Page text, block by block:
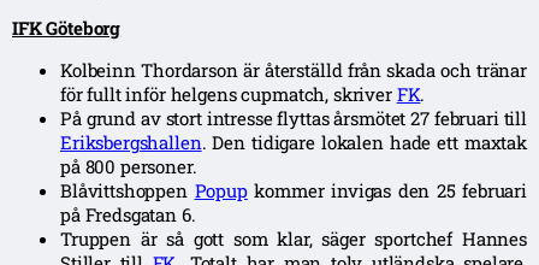
IFK Göteborg
Kolbeinn Thordarson är återställd från skada och tränar
för fullt inför helgens cupmatch, skriver FK.
På grund av stort intresse flyttas årsmötet 27 februari till
Eriksbergshallen. Den tidigare lokalen hade ett maxtak
på 800 personer.
Blåvittshoppen Popupkommer invigas den 25 februari
på Fredsgatan 6.
Truppen är så gott som klar, säger sportchef Hannes